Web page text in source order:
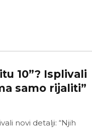
10”? Isplivali
samo rijaliti”
novi detalji: “Njih